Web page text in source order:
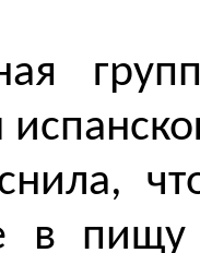
в пищу